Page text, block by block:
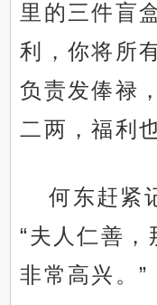
里的三件盲
利，你将所
负责发俸禄
二两，福利
何东赶紧
“夫人仁善，
非常高兴。”